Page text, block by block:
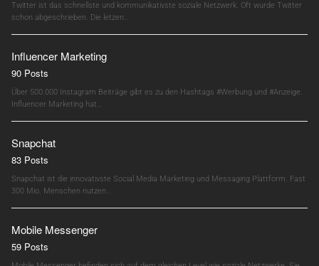
Twitter ist das schnellste und kommunikativste soziale Netzwerk. Oft wurde Twitter
schon abgeschrieben. Die letzen…
Influencer Marketing
90 Posts
Über 500.000 Instagram Beiträge gibt es zu den Hashtags #Werbung und #Anzeige.
Influencer Marketing hat…
Snapchat
83 Posts
Snapchat ist die innovativste Social Media Marketing und Messaging Plattform. Fast
300 Mio. Menschen nutzen…
Mobile Messenger
59 Posts